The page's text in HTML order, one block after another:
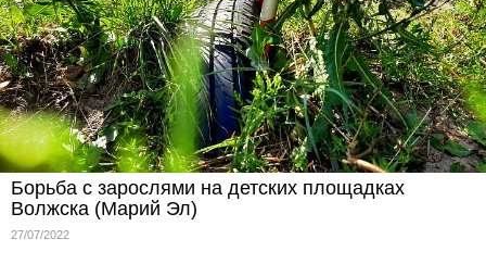
Борьба с зарослями на детских площадках
Волжска (Марий Эл)
27/07/2022